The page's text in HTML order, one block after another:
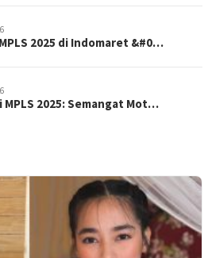
2025 di Indomaret &#0…
MPLS 2025: Semangat Mot…